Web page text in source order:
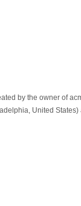
by the owner of
United